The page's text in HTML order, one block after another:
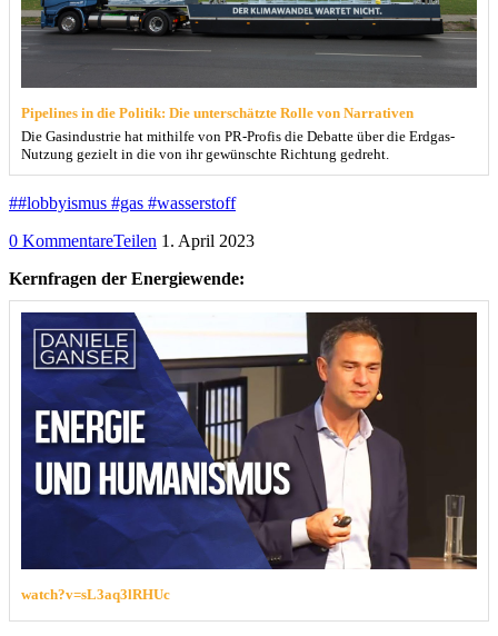
Pipelines in die Politik: Die unterschätzte Rolle von Narrativen
Die Gasindustrie hat mithilfe von PR-Profis die Debatte über die Erdgas-
Nutzung gezielt in die von ihr gewünschte Richtung gedreht.
##lobbyismus #gas #wasserstoff
0 KommentareTeilen 1. April 2023
Kernfragen der Energiewende:
watch?v=sL3aq3lRHUc